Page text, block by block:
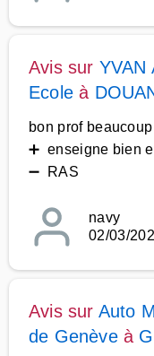
Avis sur YVAN
Ecole à
bon prof
➕ enseigne bien
➖ RAS
navy
02/03/
Avis sur Auto
de Genèveà